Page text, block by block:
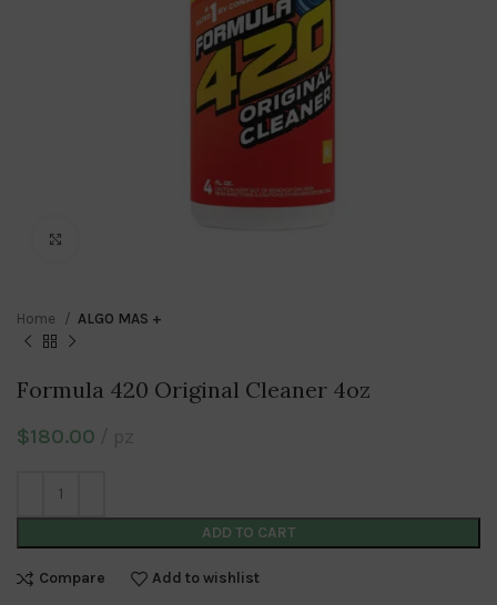
Home ALGO MAS +
Formula 420 Original Cleaner 4oz
$180.00
ADD TO CART
Compare Add to wishlist